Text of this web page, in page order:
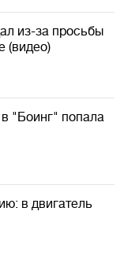
из-за просьбы
(видео)
"Боинг" попала
в двигатель